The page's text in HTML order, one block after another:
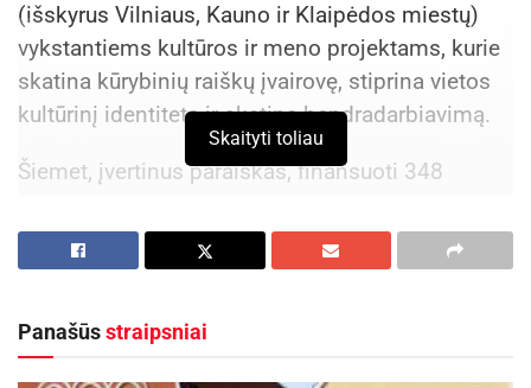
(išskyrus Vilniaus, Kauno ir Klaipėdos miestų)
vykstantiems kultūros ir meno projektams, kurie
skatina kūrybinių raiškų įvairovę, stiprina vietos
kultūrinį identitetą ir skatina bendradarbiavimą.
Šiemet, įvertinus paraiškas, finansuoti 348
mln. eurų. Iš jų Kauno apskrityje finansuoti 38
projektai ir jiems įgyvendinti skirta 323 tūkst.
teigiamai įvertinti 6 projektai (Rumšiškių,
Skaityti toliau
Panašūsstraipsniai